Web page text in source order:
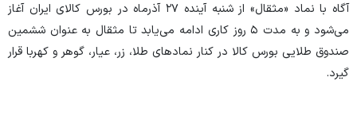
آگاه با نماد «مثقال» از شنبه آینده ۲۷ آذرماه در بورس کالای ایران آغاز
می‌شود و به مدت ۵ روز کاری ادامه می‌یابد تا مثقال به عنوان ششمین
صندوق طلایی بورس کالا در کنار نمادهای طلا، زر، عیار، گوهر و کهربا قرار
گیرد.